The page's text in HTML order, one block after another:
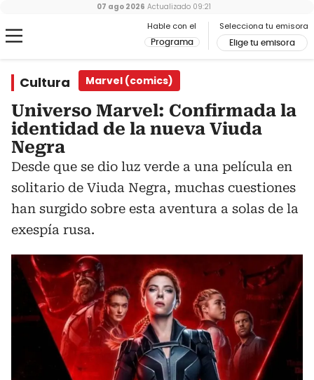
Hable con el
Programa
Selecciona tu emisora
Elige tu emisora
07 ago 2026 Actualizado 09:21
Cultura Marvel (comics)
Universo Marvel: Confirmada la
identidad de la nueva Viuda
Negra
Desde que se dio luz verde a una película en
solitario de Viuda Negra, muchas cuestiones
han surgido sobre esta aventura a solas de la
exespía rusa.